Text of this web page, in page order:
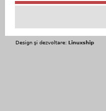
Design şi dezvoltare: Linuxship